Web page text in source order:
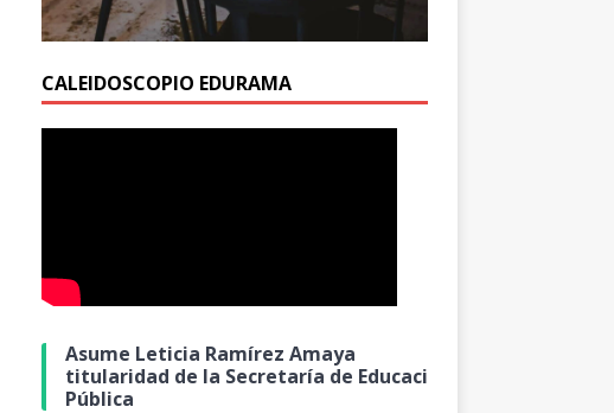
CALEIDOSCOPIO EDURAMA
Asume Leticia Ramírez Amaya
titularidad de la Secretaría de Educación
Pública